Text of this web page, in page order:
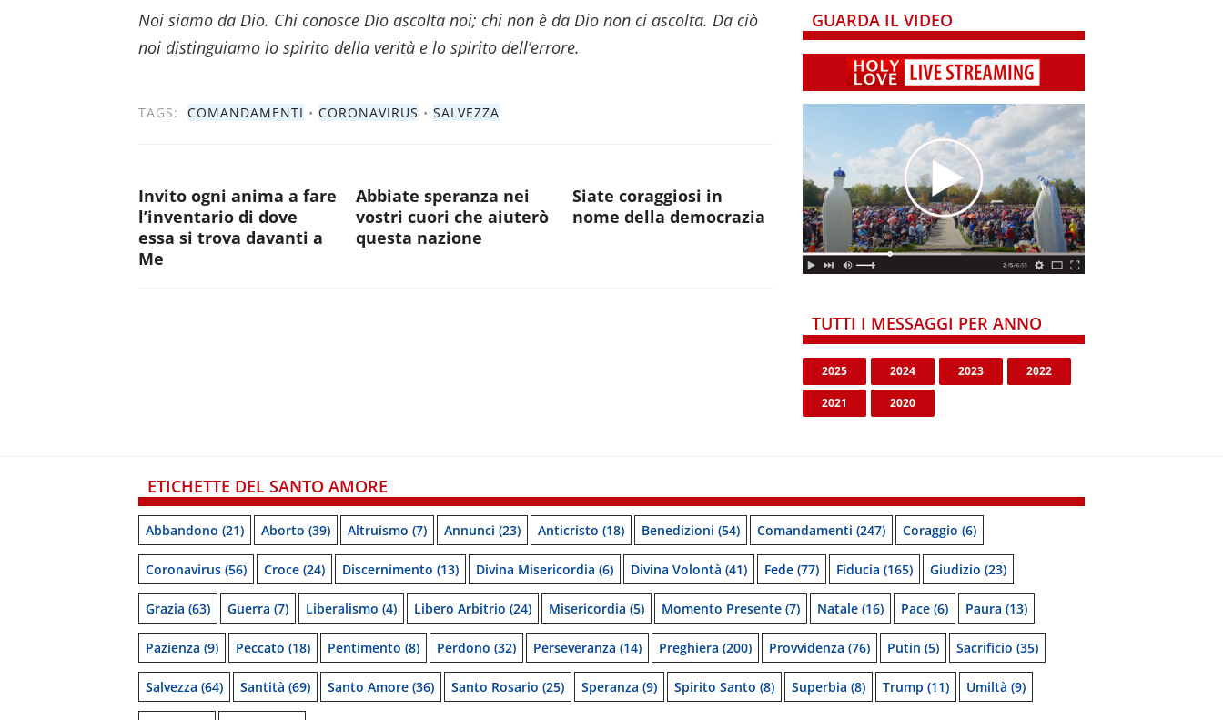
Noi siamo da Dio. Chi conosce Dio ascolta noi; chi non è da Dio non ci ascolta. Da ciò
noi distinguiamo lo spirito della verità e lo spirito dell’errore.
TAGS: COMANDAMENTI • CORONAVIRUS • SALVEZZA
Invito ogni anima a fare
l’inventario di dove
essa si trova davanti a
Me
Abbiate speranza nei
vostri cuori che aiuterò
questa nazione
Siate coraggiosi in
nome della democrazia
GUARDA IL VIDEO
TUTTI I MESSAGGI PER ANNO
2025 2024 2023 2022
2021 2020
ETICHETTE DEL SANTO AMORE
Abbandono (21) Aborto (39) Altruismo (7) Annunci (23) Anticristo (18) Benedizioni (54) Comandamenti (247) Coraggio (6)
Coronavirus (56) Croce (24) Discernimento (13) Divina Misericordia (6) Divina Volontà (41) Fede (77) Fiducia (165) Giudizio (23)
Grazia (63) Guerra (7) Liberalismo (4) Libero Arbitrio (24) Misericordia (5) Momento Presente (7) Natale (16) Pace (6) Paura (13)
Pazienza (9) Peccato (18) Pentimento (8) Perdono (32) Perseveranza (14) Preghiera (200) Provvidenza (76) Putin (5) Sacrificio (35)
Salvezza (64) Santità (69) Santo Amore (36) Santo Rosario (25) Speranza (9) Spirito Santo (8) Superbia (8) Trump (11) Umiltà (9)